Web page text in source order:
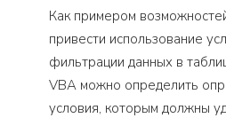
Как примером
привести использование
фильтрации данных в
VBA можно определить
условия, которым должны